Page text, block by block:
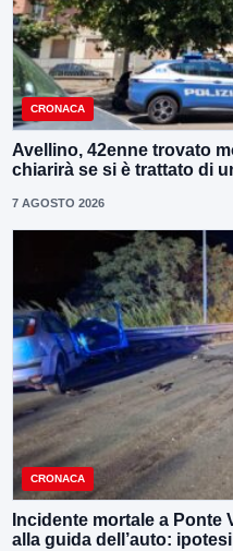
CRONACA
Avellino, 42enne trovato
chiarirà se si è trattato di
7 AGOSTO 2026
CRONACA
Incidente mortale a Ponte
alla guida dell’auto: